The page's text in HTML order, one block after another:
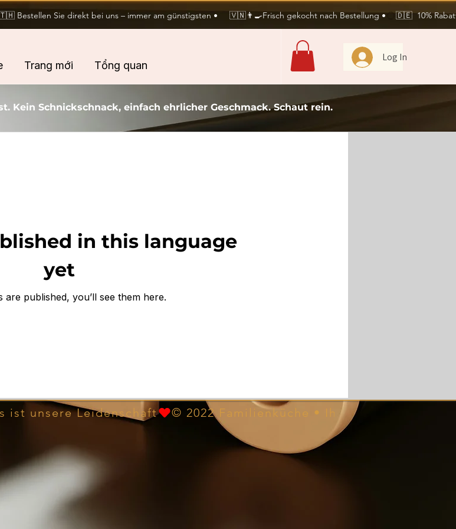
Bestellen Sie direkt bei uns – immer am günstigsten •     🇻🇳👨‍🍳Frisch gekocht nach Bestellung •
Trang mới Tổng quan
Log In
Kein Schnickschnack, einfach ehrlicher Geschmack. Schaut rein.
in this language
yet
are published, you’ll see them here.
ist unsere Leidenschaft